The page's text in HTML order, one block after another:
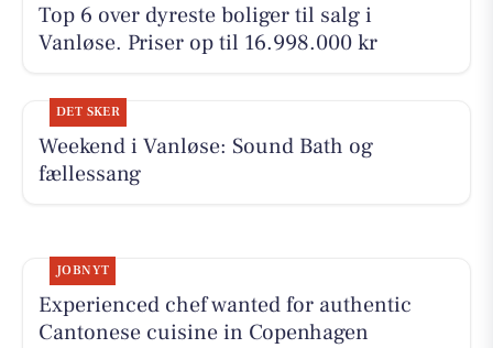
Top 6 over dyreste boliger til salg i
Vanløse. Priser op til 16.998.000 kr
DET SKER
Weekend i Vanløse: Sound Bath og
fællessang
JOBNYT
Experienced chef wanted for authentic
Cantonese cuisine in Copenhagen